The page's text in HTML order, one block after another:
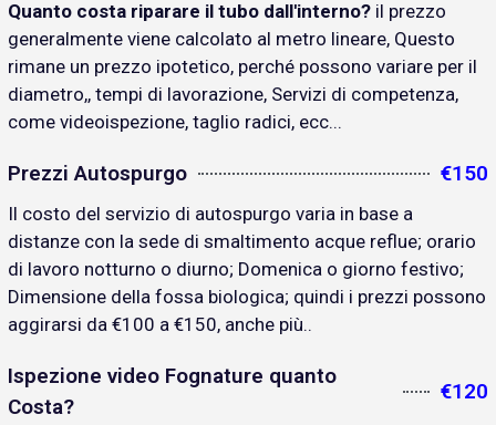
Quanto costa riparare il tubo dall'interno? il prezzo
generalmente viene calcolato al metro lineare, Questo
rimane un prezzo ipotetico, perché possono variare per il
diametro,, tempi di lavorazione, Servizi di competenza,
come videoispezione, taglio radici, ecc...
Prezzi Autospurgo €150
Il costo del servizio di autospurgo varia in base a
distanze con la sede di smaltimento acque reflue; orario
di lavoro notturno o diurno; Domenica o giorno festivo;
Dimensione della fossa biologica; quindi i prezzi possono
aggirarsi da €100 a €150, anche più..
Ispezione video Fognature quanto
Costa?
€120